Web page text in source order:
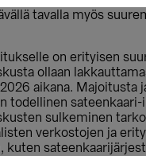
tavalla myös
on erityisen
ollaan
aikana. Majoitusta
todellinen
sulkeminen
verkostojen ja
kuten